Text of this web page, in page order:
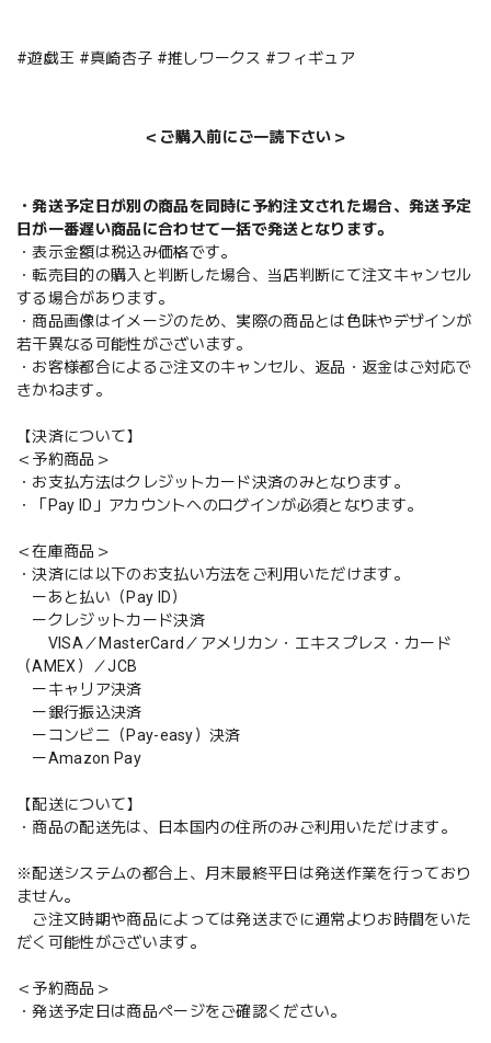
#遊戯王 #真崎杏子 #推しワークス #フィギュア
＜ご購入前にご一読下さい＞
・発送予定日が別の商品を同時に予約注文された場合、発送予定
日が一番遅い商品に合わせて一括で発送となります。
・表示金額は税込み価格です。
・転売目的の購入と判断した場合、当店判断にて注文キャンセル
する場合があります。
・商品画像はイメージのため、実際の商品とは色味やデザインが
若干異なる可能性がございます。
・お客様都合によるご注文のキャンセル、返品・返金はご対応で
きかねます。
【決済について】
＜予約商品＞
・お支払方法はクレジットカード決済のみとなります。
・「Pay ID」アカウントへのログインが必須となります。
＜在庫商品＞
・決済には以下のお支払い方法をご利用いただけます。
ーあと払い（Pay ID）
ークレジットカード決済
VISA／MasterCard／アメリカン・エキスプレス・カード
（AMEX）／JCB
ーキャリア決済
ー銀行振込決済
ーコンビニ（Pay-easy）決済
ーAmazon Pay
【配送について】
・商品の配送先は、日本国内の住所のみご利用いただけます。
※配送システムの都合上、月末最終平日は発送作業を行っており
ません。
ご注文時期や商品によっては発送までに通常よりお時間をいた
だく可能性がございます。
＜予約商品＞
・発送予定日は商品ページをご確認ください。